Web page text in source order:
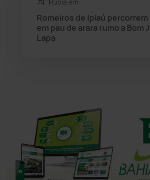
Tecnologia
Romeiros de Ipiaú
em pau de arara rumo a Bom
Lapa